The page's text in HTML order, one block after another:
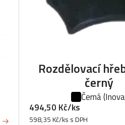
Rozdělovací
černý
Černá
494,50 Kč/ks
598,35 Kč/ks s DPH